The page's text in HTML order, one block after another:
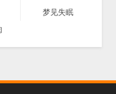
梦见失眠